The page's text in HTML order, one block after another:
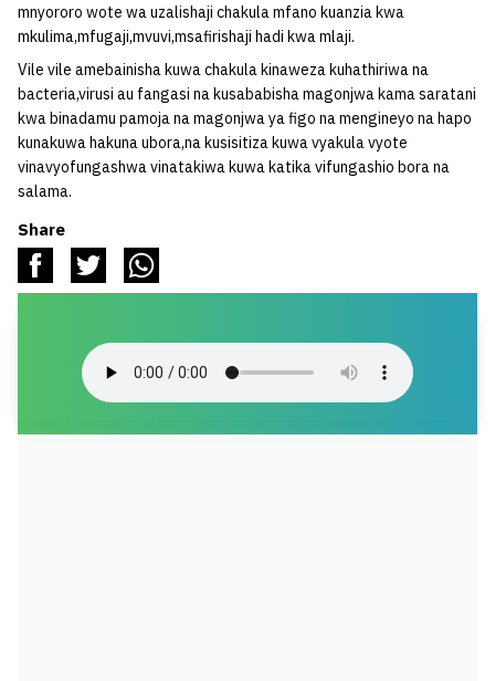
mnyororo wote wa uzalishaji chakula mfano kuanzia kwa
mkulima,mfugaji,mvuvi,msafirishaji hadi kwa mlaji.
Vile vile amebainisha kuwa chakula kinaweza kuhathiriwa na
bacteria,virusi au fangasi na kusababisha magonjwa kama saratani
kwa binadamu pamoja na magonjwa ya figo na mengineyo na hapo
kunakuwa hakuna ubora,na kusisitiza kuwa vyakula vyote
vinavyofungashwa vinatakiwa kuwa katika vifungashio bora na
salama.
Share